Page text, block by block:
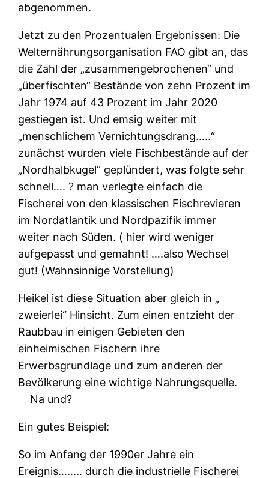
abgenommen.
Jetzt zu den Prozentualen Ergebnissen: Die
Welternährungsorganisation FAO gibt an, das
die Zahl der „zusammengebrochenen“ und
„überfischten“ Bestände von zehn Prozent im
Jahr 1974 auf 43 Prozent im Jahr 2020
gestiegen ist. Und emsig weiter mit
„menschlichem Vernichtungsdrang…..“
zunächst wurden viele Fischbestände auf der
„Nordhalbkugel“ geplündert, was folgte sehr
schnell…. ? man verlegte einfach die
Fischerei von den klassischen Fischrevieren
im Nordatlantik und Nordpazifik immer
weiter nach Süden. ( hier wird weniger
aufgepasst und gemahnt! ….also Wechsel
gut! (Wahnsinnige Vorstellung)
Heikel ist diese Situation aber gleich in „
zweierlei“ Hinsicht. Zum einen entzieht der
Raubbau in einigen Gebieten den
einheimischen Fischern ihre
Erwerbsgrundlage und zum anderen der
Bevölkerung eine wichtige Nahrungsquelle.
Na und?
Ein gutes Beispiel:
So im Anfang der 1990er Jahre ein
Ereignis…….. durch die industrielle Fischerei